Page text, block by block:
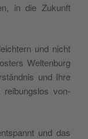
in die Zukunft
und nicht
Wel­ten­burg
und Ihre
rei­bungs­los von­
und das